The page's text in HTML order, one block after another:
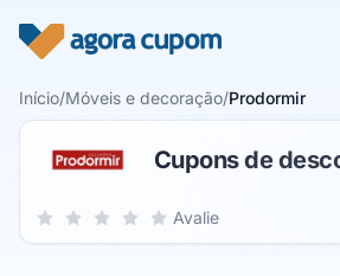
Início/Móveis e decoração/Prodormir
Cupons de
Sua nota para Prodormir, de 1 a 5
5 estrelas
4 estrelas
3 estrelas
2 estrelas
1 estrela Avalie